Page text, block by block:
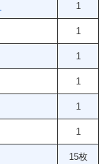
1
1
1
1
1
1
15枚